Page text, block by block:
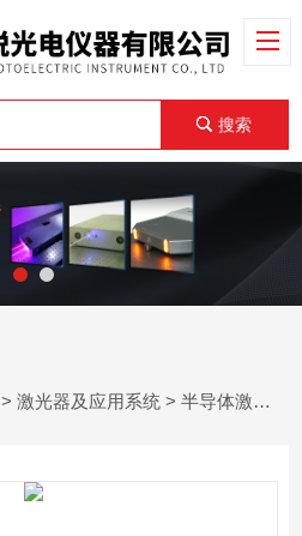
搜索
>激光器及应用系统 >半导体激光器